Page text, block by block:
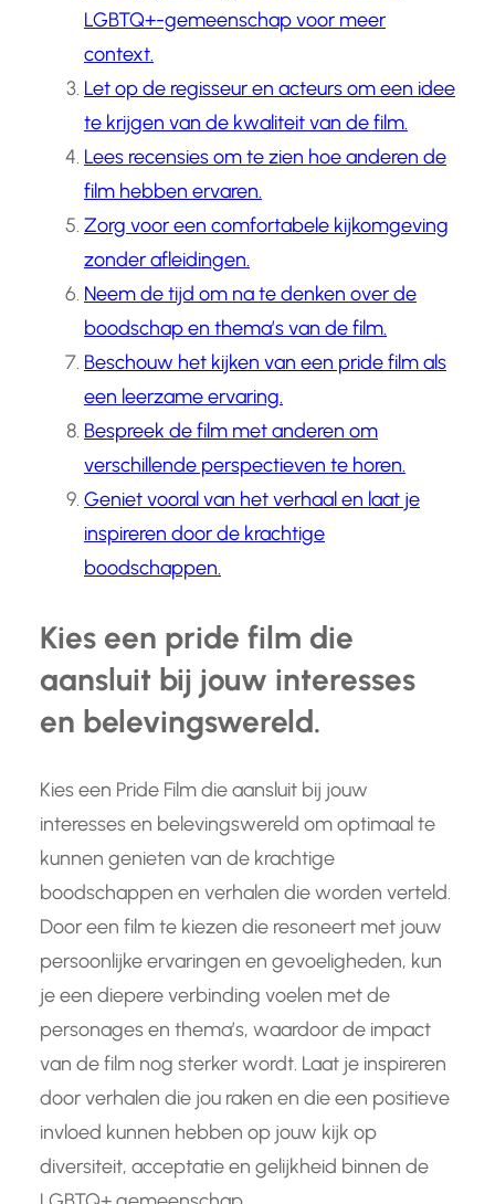
LGBTQ+-gemeenschap voor meer
context.
Let op de regisseur en acteurs om een idee
te krijgen van de kwaliteit van de film.
Lees recensies om te zien hoe anderen de
film hebben ervaren.
Zorg voor een comfortabele kijkomgeving
zonder afleidingen.
Neem de tijd om na te denken over de
boodschap en thema’s van de film.
Beschouw het kijken van een pride film als
een leerzame ervaring.
Bespreek de film met anderen om
verschillende perspectieven te horen.
Geniet vooral van het verhaal en laat je
inspireren door de krachtige
boodschappen.
Kies een pride film die
aansluit bij jouw interesses
en belevingswereld.
Kies een Pride Film die aansluit bij jouw
interesses en belevingswereld om optimaal te
kunnen genieten van de krachtige
boodschappen en verhalen die worden verteld.
Door een film te kiezen die resoneert met jouw
persoonlijke ervaringen en gevoeligheden, kun
je een diepere verbinding voelen met de
personages en thema’s, waardoor de impact
van de film nog sterker wordt. Laat je inspireren
door verhalen die jou raken en die een positieve
invloed kunnen hebben op jouw kijk op
diversiteit, acceptatie en gelijkheid binnen de